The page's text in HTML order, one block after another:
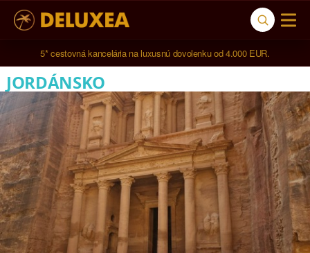
5* cestovná kancelária na luxusnú dovolenku od 4.000 EUR.
JORDÁNSKO